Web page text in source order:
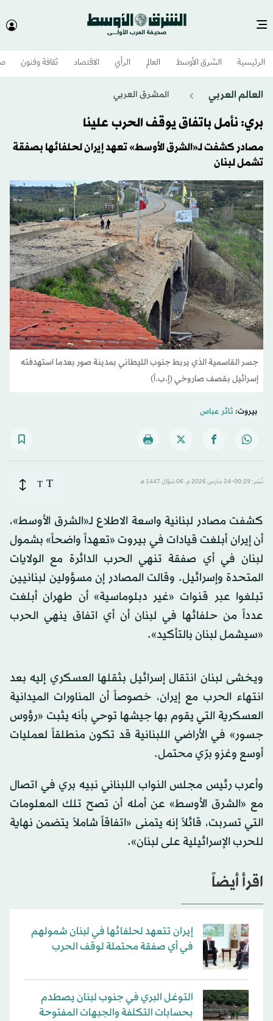
الرئيسية الشرق الأوسط​ العالم الرأي الاقتصاد ثقافة وفنون
العالم العربي المشرق العربي
بري: نأمل باتفاق يوقف الحرب علينا
مصادر كشفت لـ«الشرق الأوسط» تعهد إيران لحلفائها بصفقة
تشمل لبنان
جسر القاسمية الذي يربط جنوب الليطاني بمدينة صور بعدما استهدفته
إسرائيل بقصف صاروخي (إ.ب.أ)
بيروت: ثائر عباس
نُشر: 00:29-24 مارس 2026 م ـ 06 شوّال 1447 هـ T
T
كشفت مصادر لبنانية واسعة الاطلاع لـ«الشرق الأوسط»،
أن إيران أبلغت قيادات في بيروت «تعهداً واضحاً» بشمول
لبنان في أي صفقة تنهي الحرب الدائرة مع الولايات
المتحدة وإسرائيل. وقالت المصادر إن مسؤولين لبنانيين
تبلغوا عبر قنوات «غير دبلوماسية» أن طهران أبلغت
عدداً من حلفائها في لبنان أن أي اتفاق ينهي الحرب
«سيشمل لبنان بالتأكيد».
ويخشى لبنان انتقال إسرائيل بثقلها العسكري إليه بعد
انتهاء الحرب مع إيران، خصوصاً أن المناورات الميدانية
العسكرية التي يقوم بها جيشها توحي بأنه يثبت «رؤوس
جسور» في الأراضي اللبنانية قد تكون منطلقاً لعمليات
أوسع وغزو برّي محتمل.
وأعرب رئيس مجلس النواب اللبناني نبيه بري في اتصال
مع «الشرق الأوسط» عن أمله أن تصح تلك المعلومات
التي تسربت، قائلاً إنه يتمنى «اتفاقاً شاملاً يتضمن نهاية
للحرب الإسرائيلية على لبنان».
اقرأ أيضاً
إيران تتعهد لحلفائها في لبنان شمولهم
في أي صفقة محتملة لوقف الحرب
التوغل البري في جنوب لبنان يصطدم
بحسابات التكلفة والجبهات المفتوحة